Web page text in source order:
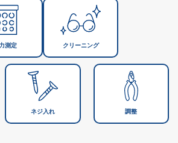
測定 クリーニング
ネジ入れ 調整